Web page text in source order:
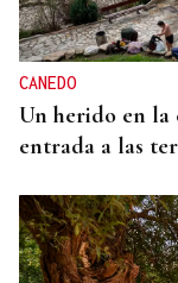
CANEDO
Un herido en la
entrada a las